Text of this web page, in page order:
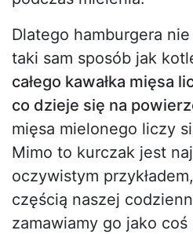
Dlatego hamburgera
taki sam sposób jak
całego kawałka mięsa
co dzieje się na
mięsa mielonego liczy
Mimo to kurczak jest
oczywistym
częścią naszej
zamawiamy go jako